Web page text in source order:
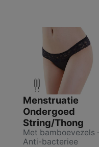
Menstruatie
Ondergoed
String/Thong
Met bamboevezels ·
Anti-bacteriee